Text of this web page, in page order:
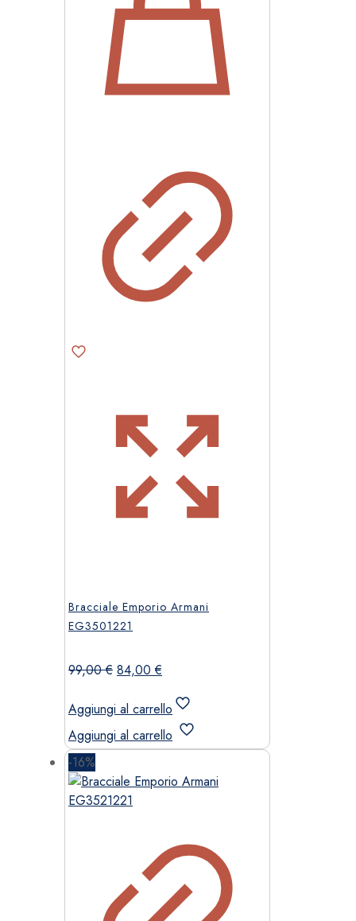
Bracciale Emporio Armani
EG3501221
99,00€ Il
originale
era:
99,00 €.
84,00€
attuale
è:
84,00 €.
Aggiungi al carrello
Aggiungi al carrello
-16%